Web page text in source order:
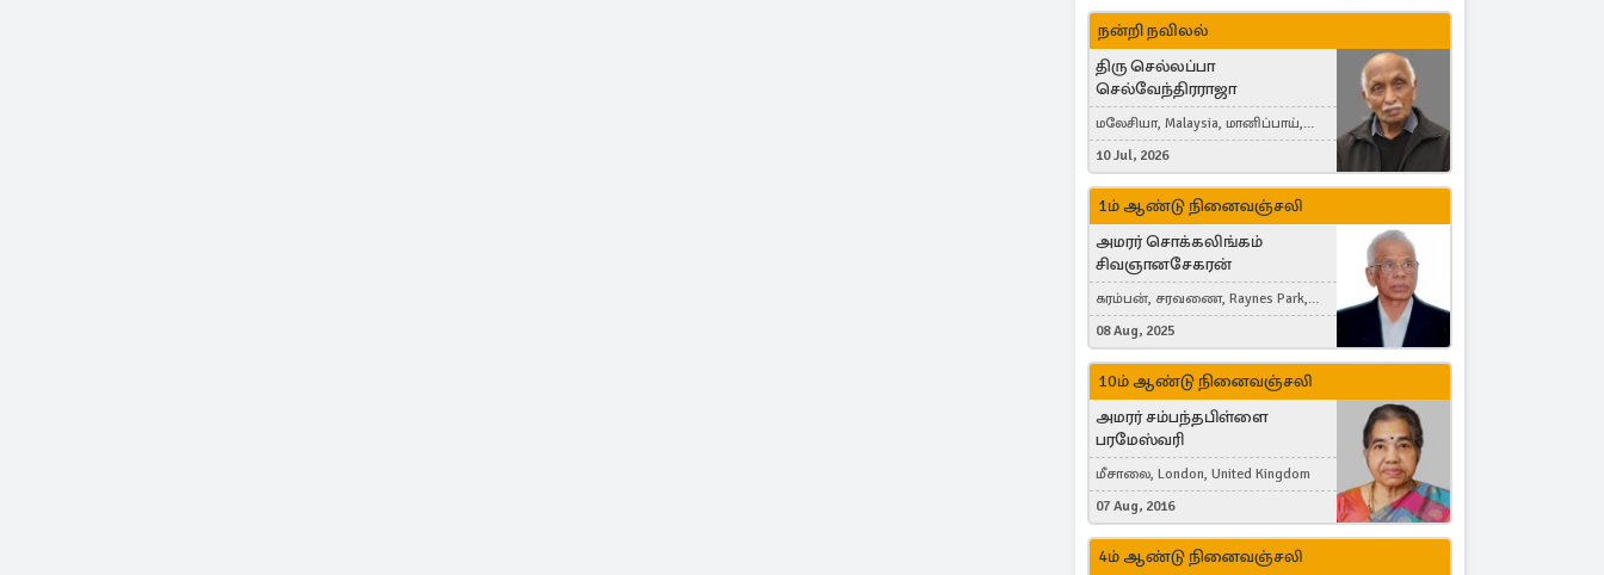
நன்றி நவிலல்
திரு செல்லப்பா
செல்வேந்திரராஜா
மலேசியா, Malaysia, மானிப்பாய்,
Duisburg, Germany, London, United
Kingdom
10 Jul, 2026
1ம் ஆண்டு நினைவஞ்சலி
அமரர் சொக்கலிங்கம்
சிவஞானசேகரன்
கரம்பன், சரவணை, Raynes Park,
London, United Kingdom
08 Aug, 2025
10ம் ஆண்டு நினைவஞ்சலி
அமரர் சம்பந்தபிள்ளை
பரமேஸ்வரி
மீசாலை, London, United Kingdom
07 Aug, 2016
4ம் ஆண்டு நினைவஞ்சலி